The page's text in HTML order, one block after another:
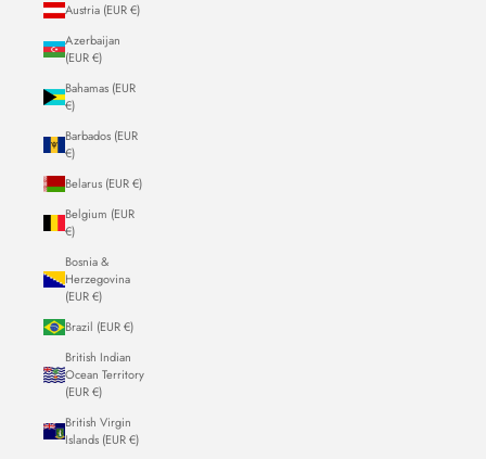
Austria (EUR €)
Azerbaijan
(EUR €)
Bahamas (EUR
€)
Barbados (EUR
€)
Belarus (EUR €)
Belgium (EUR
€)
Bosnia &
Herzegovina
(EUR €)
Brazil (EUR €)
British Indian
Ocean Territory
(EUR €)
British Virgin
Islands (EUR €)